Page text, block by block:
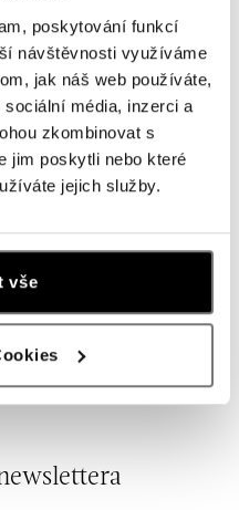
poskytování funkcí
návštěvnosti využíváme
jak náš web používáte,
média, inzerci a
zkombinovat s
jim poskytli nebo které
jejich služby.
vše
s diamantmi Midnight